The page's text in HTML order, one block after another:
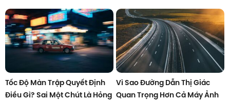
Tốc Độ Màn Trập Quyết Định
Điều Gì? Sai Một Chút Là Hỏng
Vì Sao Đường Dẫn Thị Giác
Quan Trọng Hơn Cả Máy Ảnh